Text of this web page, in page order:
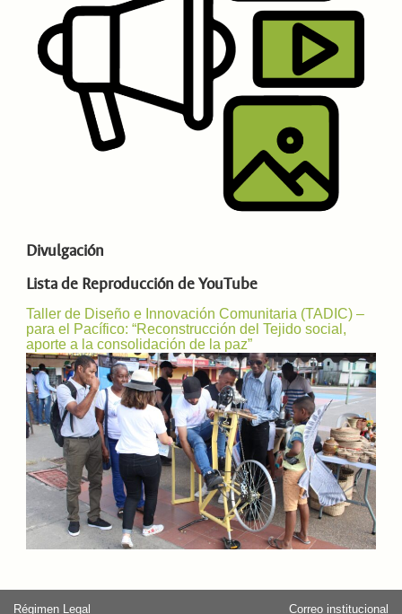
Divulgación
Lista de Reproducción de YouTube
Taller de Diseño e Innovación Comunitaria (TADIC) –
para el Pacífico: “Reconstrucción del Tejido social,
aporte a la consolidación de la paz”
Régimen Legal Correo institucional